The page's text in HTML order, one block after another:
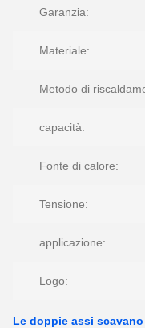
Garanzia:
Materiale:
Metodo di
capacità:
Fonte di calore:
Tensione:
applicazione:
Logo:
Le doppie assi